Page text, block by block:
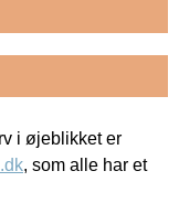
i øjeblikket er
, som alle har et